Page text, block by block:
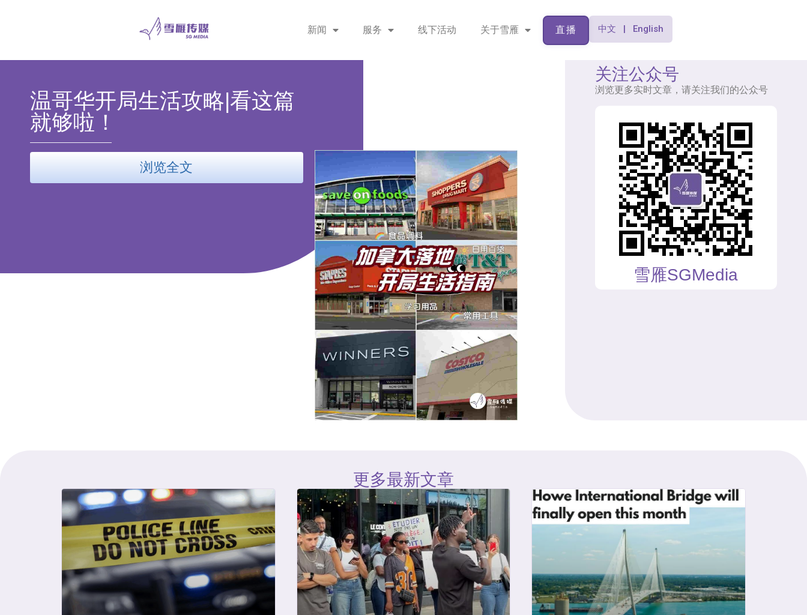
新闻 服务 线下活动 关于雪雁 直播 中文 | English
温哥华开局生活攻略|看这篇
就够啦！
浏览全文
关注公众号
浏览更多实时文章，请关注我们的公众号
雪雁SGMedia
更多最新文章